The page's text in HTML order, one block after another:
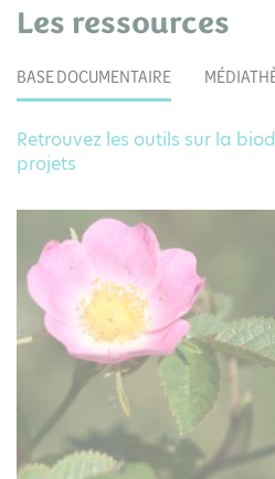
Les ressources
BASE DOCUMENTAIRE
Retrouvez les outils sur la
projets